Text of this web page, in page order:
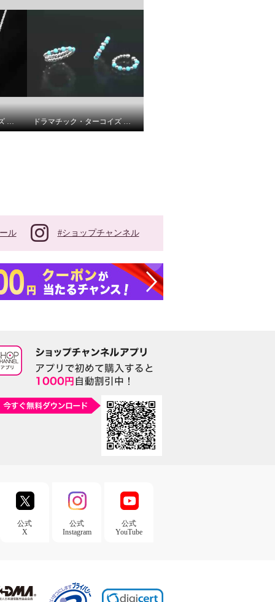
ドラマチック・ターコイズ シルバー アリゾナ産ターコイズ＆ ＣＺ ブルーキャット ペンダント ドラマチック・ターコイズ シルバー アリゾナ産ターコイズ ミラーボール フレキシブルリング／フレキシブルイヤーカフ ＜ペア＞
ル #ショップチャンネル
公式
X
公式
Instagram
公式
YouTube